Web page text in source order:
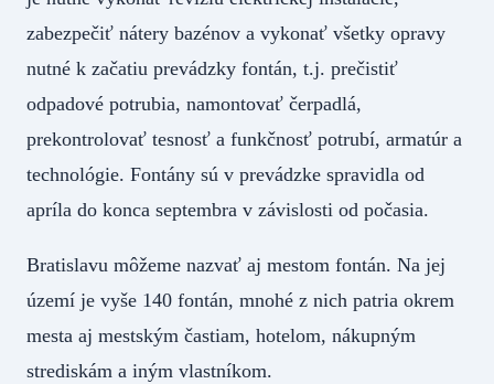
zabezpečiť nátery bazénov a vykonať všetky opravy
nutné k začatiu prevádzky fontán, t.j. prečistiť
odpadové potrubia, namontovať čerpadlá,
prekontrolovať tesnosť a funkčnosť potrubí, armatúr a
technológie. Fontány sú v prevádzke spravidla od
apríla do konca septembra v závislosti od počasia.
Bratislavu môžeme nazvať aj mestom fontán. Na jej
území je vyše 140 fontán, mnohé z nich patria okrem
mesta aj mestským častiam, hotelom, nákupným
strediskám a iným vlastníkom.